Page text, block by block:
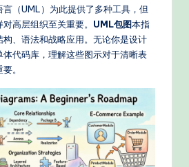
（UML）为此提供了多种工具，但
高层组织至关重要。 UML包图本指
、语法和战略应用。无论你是设计
代码库，理解这些图示对于清晰表
。